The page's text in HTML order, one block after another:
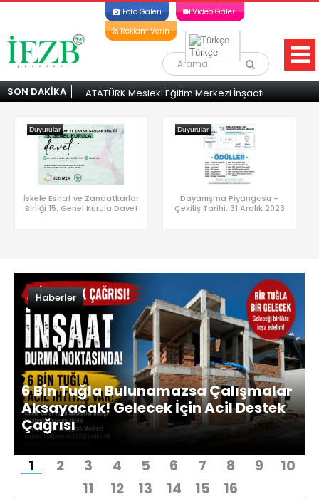
Foto Galeri
Video Galeri
Reklam Verin
Türkçe
SON DAKİKA
ATATÜRK Mesleki Eğitim Merkezi İnşaatı
Çağrısı
Atatürk
İskele Esnaf ve Zanaatkarlar
Birliği 15. Genel Kurula Davet
Duyurular
Dayanışma Piyangosu -
Çekiliş Tarihi: 31 Aralık 2023
Duyurular
Bu proje seninle var Bu proje seninle var
Bu proje seninle var
Duyurular
6 Bin Tuğla Bulunamazsa Çalışmalar
Aksayacak! Gelecek İçin Acil Destek
Çağrısı
Haberler
1 2 3 4 5 6 7 8 9
10
11
12 13 14 15 16